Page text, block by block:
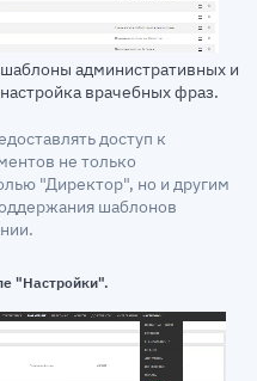
административных и
врачебных фраз.
доступ к
не только
"Директор", но и другим
шаблонов
"Настройки".